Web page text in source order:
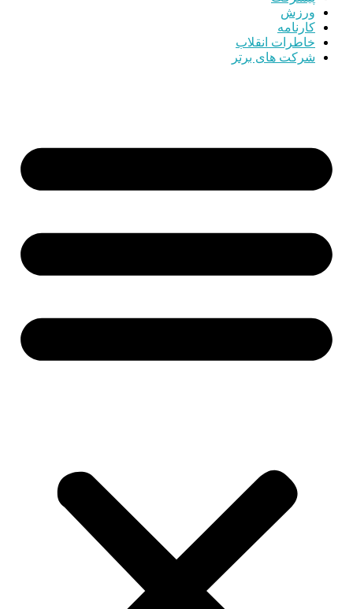
ورزش
کارنامه
خاطرات انقلاب
شرکت های برتر